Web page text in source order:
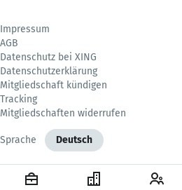
Impressum
AGB
Datenschutz bei XING
Datenschutzerklärung
Mitgliedschaft kündigen
Tracking
Mitgliedschaften widerrufen
Sprache Deutsch